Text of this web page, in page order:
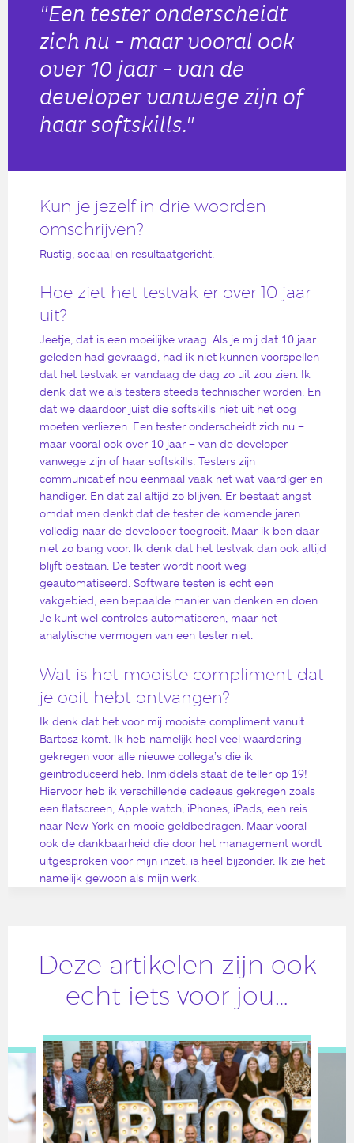
"Een tester onderscheidt
zich nu - maar vooral ook
over 10 jaar - van de
developer vanwege zijn of
haar softskills."
Kun je jezelf in drie woorden
omschrijven?
Rustig, sociaal en resultaatgericht.
Hoe ziet het testvak er over 10 jaar
uit?
Jeetje, dat is een moeilijke vraag. Als je mij dat 10 jaar
geleden had gevraagd, had ik niet kunnen voorspellen
dat het testvak er vandaag de dag zo uit zou zien. Ik
denk dat we als testers steeds technischer worden. En
dat we daardoor juist die softskills niet uit het oog
moeten verliezen. Een tester onderscheidt zich nu –
maar vooral ook over 10 jaar – van de developer
vanwege zijn of haar softskills. Testers zijn
communicatief nou eenmaal vaak net wat vaardiger en
handiger. En dat zal altijd zo blijven. Er bestaat angst
omdat men denkt dat de tester de komende jaren
volledig naar de developer toegroeit. Maar ik ben daar
niet zo bang voor. Ik denk dat het testvak dan ook altijd
blijft bestaan. De tester wordt nooit weg
geautomatiseerd. Software testen is echt een
vakgebied, een bepaalde manier van denken en doen.
Je kunt wel controles automatiseren, maar het
analytische vermogen van een tester niet.
Wat is het mooiste compliment dat
je ooit hebt ontvangen?
Ik denk dat het voor mij mooiste compliment vanuit
Bartosz komt. Ik heb namelijk heel veel waardering
gekregen voor alle nieuwe collega’s die ik
geïntroduceerd heb. Inmiddels staat de teller op 19!
Hiervoor heb ik verschillende cadeaus gekregen zoals
een flatscreen, Apple watch, iPhones, iPads, een reis
naar New York en mooie geldbedragen. Maar vooral
ook de dankbaarheid die door het management wordt
uitgesproken voor mijn inzet, is heel bijzonder. Ik zie het
namelijk gewoon als mijn werk.
Deze artikelen zijn ook
echt iets voor jou…